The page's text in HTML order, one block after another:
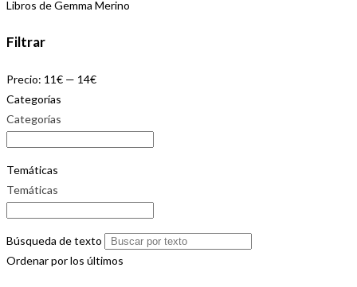
Libros de Gemma Merino
Filtrar
Precio: 11€ — 14€
Categorías
Categorías
Temáticas
Temáticas
Búsqueda de texto
Ordenar por los últimos